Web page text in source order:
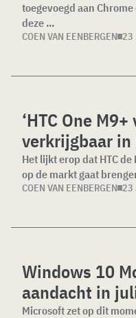
toegevoegd aan
deze ...
COEN VAN EENBERGEN 23
‘HTC One
verkrijgbaar in
Het lijkt erop dat HTC de
op de markt gaat
COEN VAN EENBERGEN 23
Windows 10
aandacht in
Microsoft zet op dit